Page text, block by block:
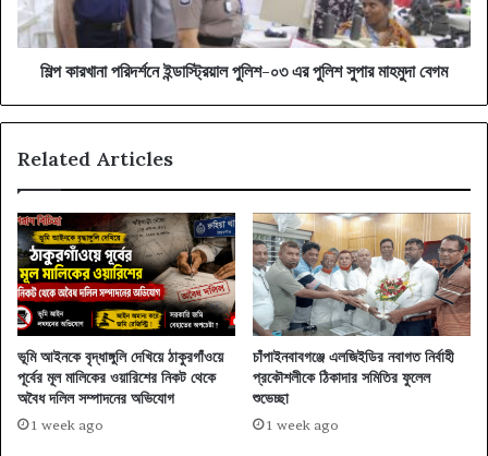
সুপার
মাহমুদা
শিল্প কারখানা পরিদর্শনে ইন্ডাস্ট্রিয়াল পুলিশ-০৩ এর পুলিশ সুপার মাহমুদা বেগম
Related Articles
ভূমি আইনকে বৃদ্ধাঙ্গুলি দেখিয়ে ঠাকুরগাঁওয়ে
পূর্বের মূল মালিকের ওয়ারিশের নিকট থেকে
অবৈধ দলিল সম্পাদনের অভিযোগ
1 week ago
চাঁপাইনবাবগঞ্জে এলজিইডির নবাগত নির্বাহী
প্রকৌশলীকে ঠিকাদার সমিতির ফুলেল
শুভেচ্ছা
1 week ago